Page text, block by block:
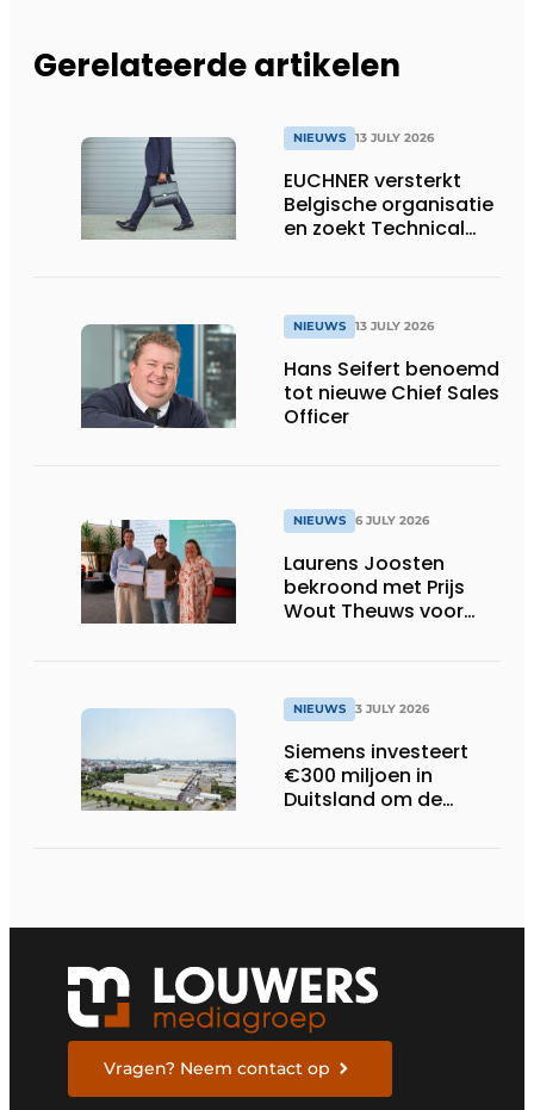
Gerelateerde artikelen
NIEUWS 13 JULY 2026
EUCHNER versterkt
Belgische organisatie
en zoekt Technical
NIEUWS 13 JULY 2026
Hans Seifert benoemd
tot nieuwe Chief Sales
Officer
NIEUWS 6 JULY 2026
Laurens Joosten
bekroond met Prijs
Wout Theuws voor
NIEUWS 3 JULY 2026
Siemens investeert
€300 miljoen in
Duitsland om de
Vragen? Neem contact op